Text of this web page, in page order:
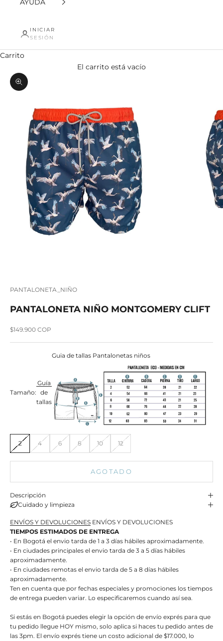
AYUDA
INICIAR
SESIÓN
Carrito
El carrito está vacío
Zoom
PANTALONETA_NIÑO
PANTALONETA NIÑO MONTGOMERY CLIFT
Precio de oferta
$149.900 COP
Tamaño:
Guía
de
tallas
Guia de tallas Pantalonetas niños
2 4 6 8 10 12
AGOTADO
Descripción
Cuidado y limpieza
ENVÍOS Y DEVOLUCIONES ENVÍOS Y DEVOLUCIONES
TIEMPOS ESTIMADOS DE ENTREGA
• En Bogotá el envio tarda de 1 a 3 días hábiles aproximadamente.
• En ciudades principales el envio tarda de 3 a 5 días hábiles
aproximadamente.
• En ciudades remotas el envio tarda de 5 a 8 días hábiles
aproximadamente.
Ten en cuenta que por fechas especiales y promociones los tiempos
de entrega pueden variar. Lo especificaremos cuando así sea.
Si estás en Bogotá puedes elegir la opción de envío exprés para que
tu pedido llegue HOY mismo, solo aplica si haces tu pedido antes de
las 3pm. El envío exprés tiene un costo adicional de $17.000, lo